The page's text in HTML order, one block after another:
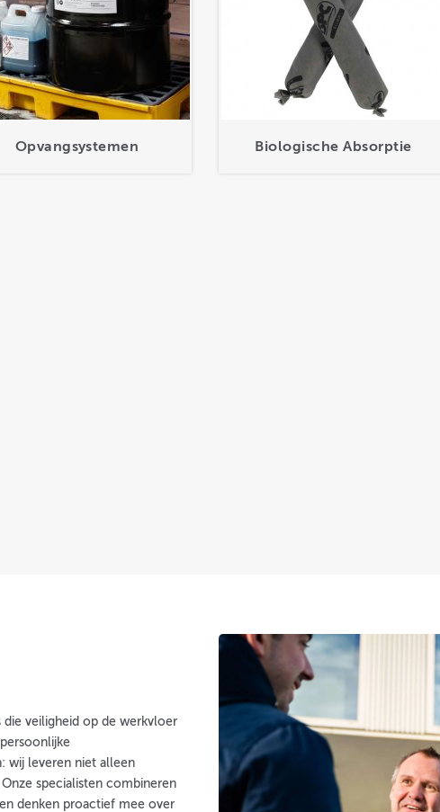
Opvangsystemen Biologische Absorptie
die veiligheid op de werkvloer
wij leveren niet alleen
specialisten combineren
denken proactief mee over